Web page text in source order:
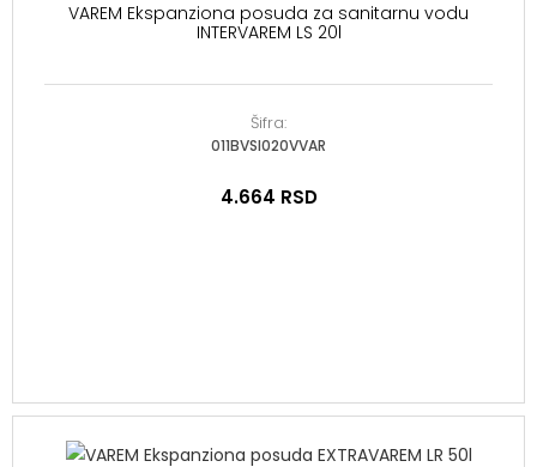
VAREM Ekspanziona posuda za sanitarnu vodu
INTERVAREM LS 20l
Šifra:
011BVSI020VVAR
4.664 RSD